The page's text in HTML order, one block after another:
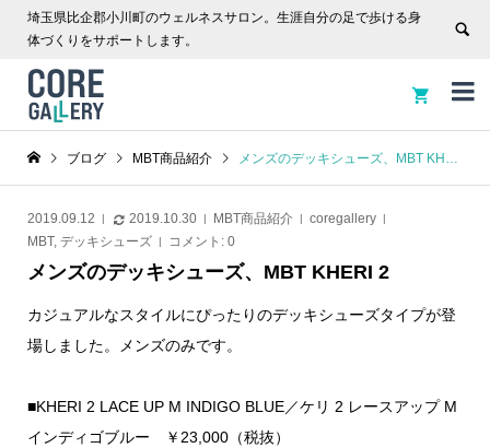
埼玉県比企郡小川町のウェルネスサロン。生涯自分の足で歩ける身
体づくりをサポートします。


ブログ MBT商品紹介 メンズのデッキシューズ、MBT KHERI 2
2019.09.12 2019.10.30 MBT商品紹介
coregallery
MBT, デッキシューズ コメント: 0
メンズのデッキシューズ、MBT KHERI 2
カジュアルなスタイルにぴったりのデッキシューズタイプが登
場しました。メンズのみです。
■KHERI 2 LACE UP M INDIGO BLUE／ケリ 2 レースアップ M
インディゴブルー ￥23,000（税抜）